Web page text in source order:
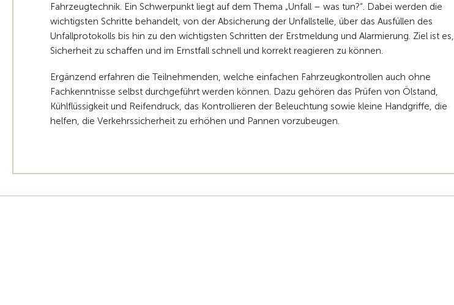
Fahrzeugtechnik. Ein Schwerpunkt liegt auf dem Thema „Unfall – was tun?“. Dabei werden die
wichtigsten Schritte behandelt, von der Absicherung der Unfallstelle, über das Ausfüllen des
Unfallprotokolls bis hin zu den wichtigsten Schritten der Erstmeldung und Alarmierung. Ziel ist es,
Sicherheit zu schaffen und im Ernstfall schnell und korrekt reagieren zu können.
Ergänzend erfahren die Teilnehmenden, welche einfachen Fahrzeugkontrollen auch ohne
Fachkenntnisse selbst durchgeführt werden können. Dazu gehören das Prüfen von Ölstand,
Kühlflüssigkeit und Reifendruck, das Kontrollieren der Beleuchtung sowie kleine Handgriffe, die
helfen, die Verkehrssicherheit zu erhöhen und Pannen vorzubeugen.